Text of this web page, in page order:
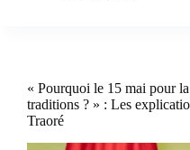
« Pourquoi le 15 mai pour
traditions ? » : Les
Traoré